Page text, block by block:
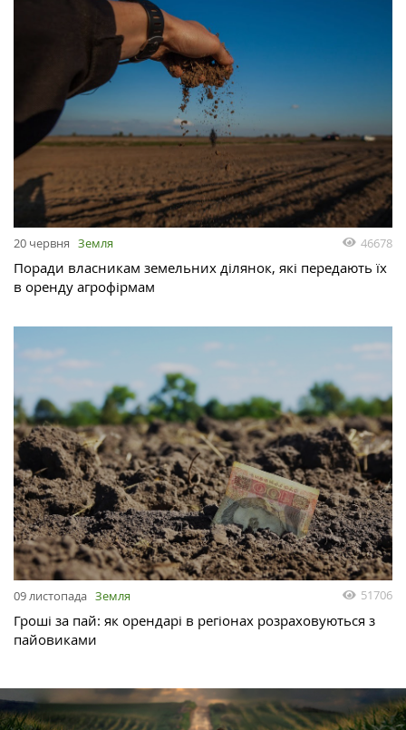
20 червня Земля 46678
Поради власникам земельних ділянок, які передають їх
в оренду агрофірмам
09 листопада Земля 51706
Гроші за пай: як орендарі в регіонах розраховуються з
пайовиками